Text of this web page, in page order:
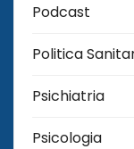
Podcast
Politica
Psichiatria
Psicologia